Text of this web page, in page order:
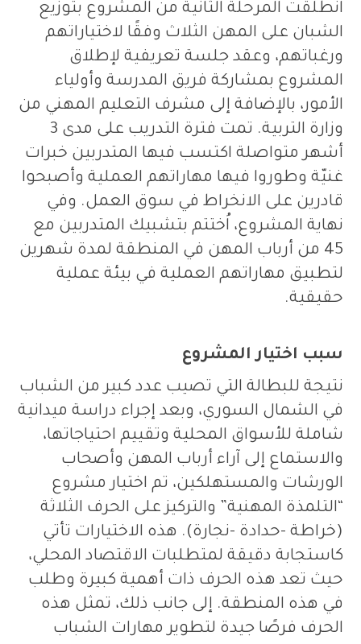
انطلقت المرحلة الثانية من المشروع بتوزيع
الشبان على المهن الثلاث وفقًا لاختياراتهم
ورغباتهم، وعقد جلسة تعريفية لإطلاق
المشروع بمشاركة فريق المدرسة وأولياء
الأمور، بالإضافة إلى مشرف التعليم المهني من
وزارة التربية. تمت فترة التدريب على مدى 3
أشهر متواصلة اكتسب فيها المتدربين خبرات
غنيّة وطوروا فيها مهاراتهم العملية وأصبحوا
قادرين على الانخراط في سوق العمل. وفي
نهاية المشروع، اُختتم بتشبيك المتدربين مع
45 من أرباب المهن في المنطقة لمدة شهرين
لتطبيق مهاراتهم العملية في بيئة عملية
حقيقية.
سبب اختيار المشروع
نتيجة للبطالة التي تصيب عدد كبير من الشباب
في الشمال السوري، وبعد إجراء دراسة ميدانية
شاملة للأسواق المحلية وتقييم احتياجاتها،
والاستماع إلى آراء أرباب المهن وأصحاب
الورشات والمستهلكين، تم اختيار مشروع
“التلمذة المهنية” والتركيز على الحرف الثلاثة
(خراطة -حدادة -نجارة). هذه الاختيارات تأتي
كاستجابة دقيقة لمتطلبات الاقتصاد المحلي،
حيث تعد هذه الحرف ذات أهمية كبيرة وطلب
في هذه المنطقة. إلى جانب ذلك، تمثل هذه
الحرف فرصًا جيدة لتطوير مهارات الشباب